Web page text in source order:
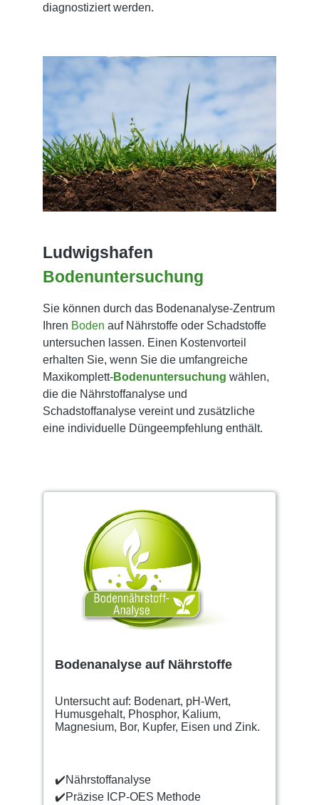
diagnostiziert werden.
Ludwigshafen
Bodenuntersuchung
Sie können durch das Bodenanalyse-Zentrum
Ihren Boden auf Nährstoffe oder Schadstoffe
untersuchen lassen. Einen Kostenvorteil
erhalten Sie, wenn Sie die umfangreiche
Maxikomplett-Bodenuntersuchung wählen,
die die Nährstoffanalyse und
Schadstoffanalyse vereint und zusätzliche
eine individuelle Düngeempfehlung enthält.
Bodenanalyse auf Nährstoffe
Untersucht auf: Bodenart, pH-Wert,
Humusgehalt, Phosphor, Kalium,
Magnesium, Bor, Kupfer, Eisen und Zink.
✔️Nährstoffanalyse
✔️Präzise ICP-OES Methode